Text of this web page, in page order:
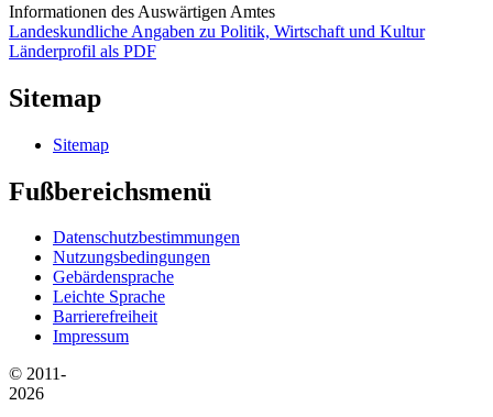
Informationen des Auswärtigen Amtes
Landeskundliche Angaben zu Politik, Wirtschaft und Kultur
Länderprofil als PDF
Sitemap
Sitemap
Fußbereichsmenü
Datenschutzbestimmungen
Nutzungsbedingungen
Gebärdensprache
Leichte Sprache
Barrierefreiheit
Impressum
© 2011-
2026